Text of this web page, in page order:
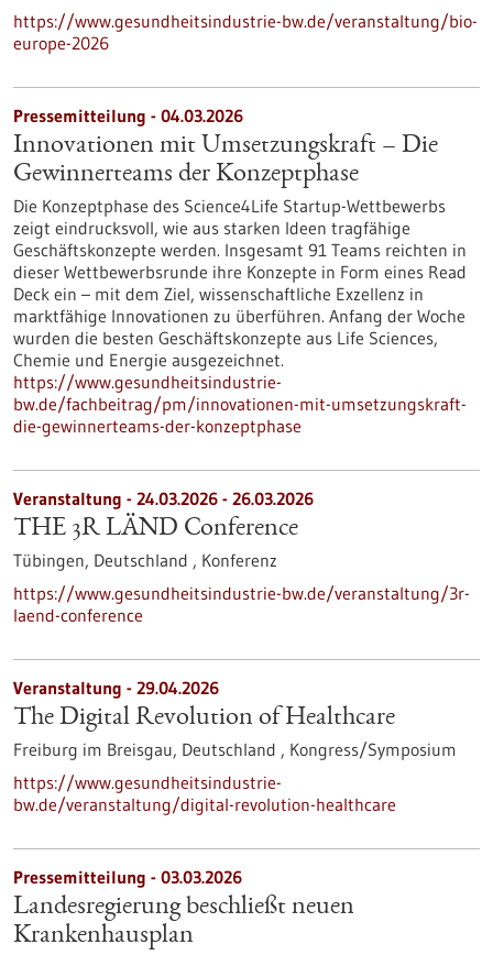
https://www.gesundheitsindustrie-bw.de/veranstaltung/bio-
europe-2026
Pressemitteilung - 04.03.2026
Innovationen mit Umsetzungskraft – Die
Gewinnerteams der Konzeptphase
Die Konzeptphase des Science4Life Startup-Wettbewerbs
zeigt eindrucksvoll, wie aus starken Ideen tragfähige
Geschäftskonzepte werden. Insgesamt 91 Teams reichten in
dieser Wettbewerbsrunde ihre Konzepte in Form eines Read
Deck ein – mit dem Ziel, wissenschaftliche Exzellenz in
marktfähige Innovationen zu überführen. Anfang der Woche
wurden die besten Geschäftskonzepte aus Life Sciences,
Chemie und Energie ausgezeichnet.
https://www.gesundheitsindustrie-
bw.de/fachbeitrag/pm/innovationen-mit-umsetzungskraft-
die-gewinnerteams-der-konzeptphase
Veranstaltung - 24.03.2026 - 26.03.2026
THE 3R LÄND Conference
Tübingen, Deutschland , Konferenz
https://www.gesundheitsindustrie-bw.de/veranstaltung/3r-
laend-conference
Veranstaltung - 29.04.2026
The Digital Revolution of Healthcare
Freiburg im Breisgau, Deutschland , Kongress/Symposium
https://www.gesundheitsindustrie-
bw.de/veranstaltung/digital-revolution-healthcare
Pressemitteilung - 03.03.2026
Landesregierung beschließt neuen
Krankenhausplan